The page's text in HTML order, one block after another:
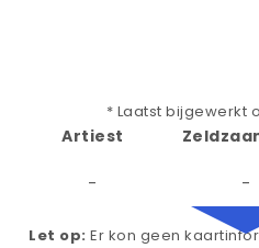
* Laatst bijgewerkt
Artiest
- -
Let op: Er kon geen